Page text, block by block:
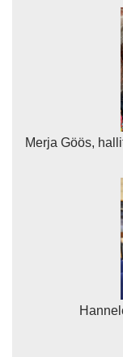
Merja Göös,